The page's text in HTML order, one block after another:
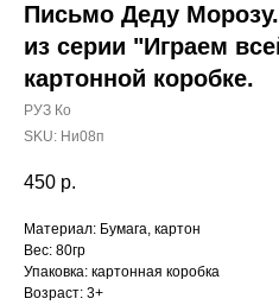
Письмо Деду
из серии "Играем
картонной коробке.
РУЗ Ко
SKU: Ни08п
450 р.
Материал: Бумага, картон
Вес: 80гр
Упаковка: картонная коробка
Возраст: 3+